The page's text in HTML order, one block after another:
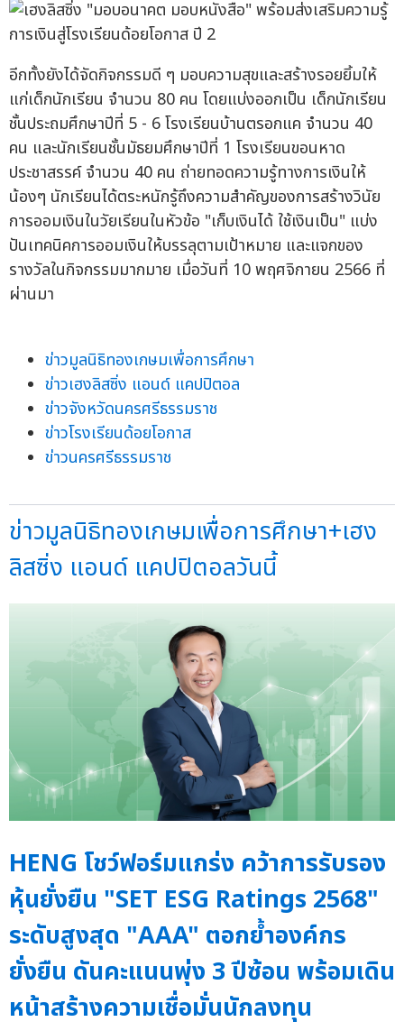
อีกทั้งยังได้จัดกิจกรรมดี ๆ มอบความสุขและสร้างรอยยิ้มให้
แก่เด็กนักเรียน จำนวน 80 คน โดยแบ่งออกเป็น เด็กนักเรียน
ชั้นประถมศึกษาปีที่ 5 - 6 โรงเรียนบ้านตรอกแค จำนวน 40
คน และนักเรียนชั้นมัธยมศึกษาปีที่ 1 โรงเรียนขอนหาด
ประชาสรรค์ จำนวน 40 คน ถ่ายทอดความรู้ทางการเงินให้
น้องๆ นักเรียนได้ตระหนักรู้ถึงความสำคัญของการสร้างวินัย
การออมเงินในวัยเรียนในหัวข้อ "เก็บเงินได้ ใช้เงินเป็น" แบ่ง
ปันเทคนิคการออมเงินให้บรรลุตามเป้าหมาย และแจกของ
รางวัลในกิจกรรมมากมาย เมื่อวันที่ 10 พฤศจิกายน 2566 ที่
ผ่านมา
ข่าวมูลนิธิทองเกษมเพื่อการศึกษา
ข่าวเฮงลิสซิ่ง แอนด์ แคปปิตอล
ข่าวจังหวัดนครศรีธรรมราช
ข่าวโรงเรียนด้อยโอกาส
ข่าวนครศรีธรรมราช
ข่าวมูลนิธิทองเกษมเพื่อการศึกษา+เฮง
ลิสซิ่ง แอนด์ แคปปิตอลวันนี้
HENG โชว์ฟอร์มแกร่ง คว้าการรับรอง
หุ้นยั่งยืน "SET ESG Ratings 2568"
ระดับสูงสุด "AAA" ตอกย้ำองค์กร
ยั่งยืน ดันคะแนนพุ่ง 3 ปีซ้อน พร้อมเดิน
หน้าสร้างความเชื่อมั่นนักลงทุน